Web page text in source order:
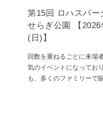
第15回 ロハスパ
せらぎ公園 【
(日)】
回数を重ねるごとに来場
気のイベントになってお
も、多くのファミリーで